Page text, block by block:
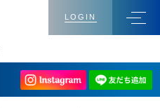
LOGIN